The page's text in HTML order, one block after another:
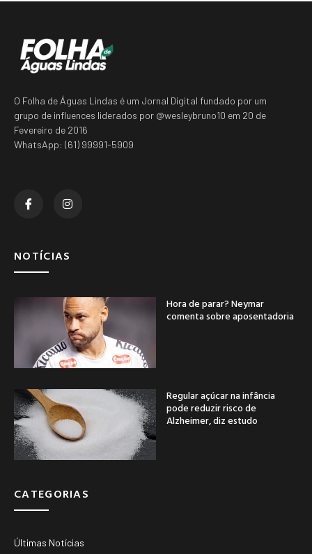
O Folha de Águas Lindas é um Jornal Digital fundado por um
grupo de influences liderados por @wesleybruno10 em 20 de
Fevereiro de 2016
WhatsApp: (61) 99991-5909
NOTÍCIAS
Hora de parar? Neymar
comenta sobre aposentadoria
Regular açúcar na infância
pode reduzir risco de
Alzheimer, diz estudo
CATEGORIAS
Últimas Notícias